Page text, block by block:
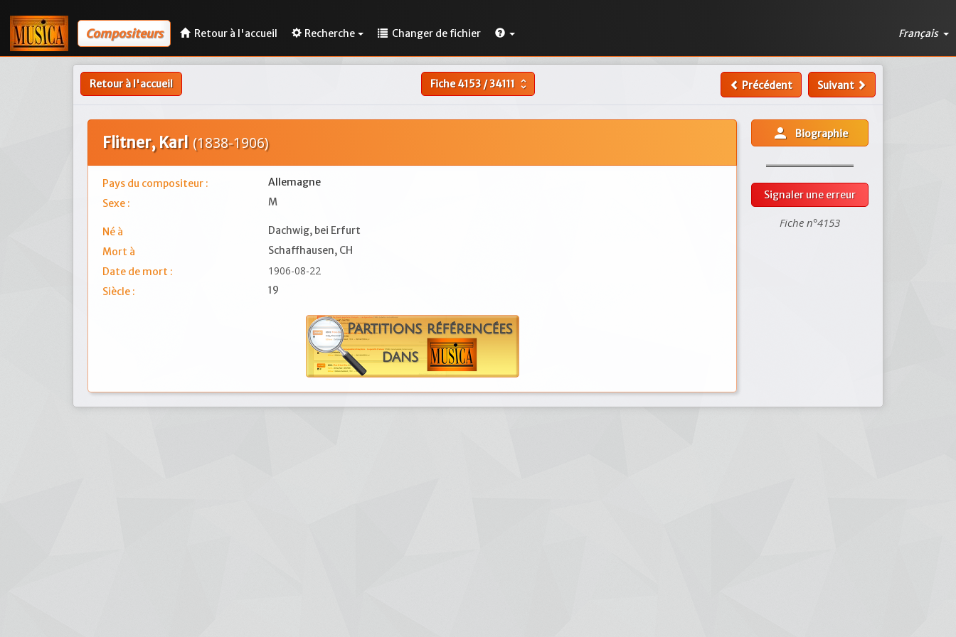
Compositeurs Retour à l'accueil Recherche Changer de fichier Français
Retour à l'accueil Fiche4153/34111 unfold_more Précédent Suivant
Flitner, Karl (1838-1906)
Pays du compositeur :
Allemagne
Sexe :
M
Né à
Dachwig, bei Erfurt
Mort à
Schaffhausen, CH
Date de mort :
1906-08-22
Siècle : 19
person Biographie
Signaler une erreur
Fiche n°4153